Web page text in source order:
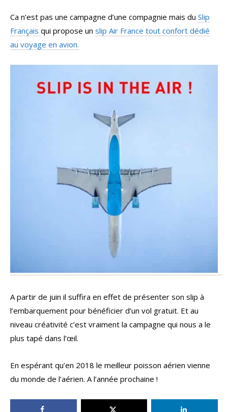
Ca n’est pas une campagne d’une compagnie mais du Slip
Français qui propose un slip Air France tout confort dédié
au voyage en avion.
A partir de juin il suffira en effet de présenter son slip à
l’embarquement pour bénéficier d’un vol gratuit. Et au
niveau créativité c’est vraiment la campagne qui nous a le
plus tapé dans l’œil.
En espérant qu’en 2018 le meilleur poisson aérien vienne
du monde de l’aérien. A l’année prochaine !